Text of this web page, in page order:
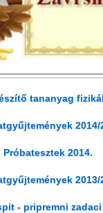
tananyag
2014/
Próbatesztek 2014.
2013/
- pripremni